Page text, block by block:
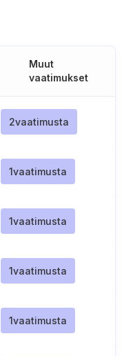
Muut
vaatimukset
2vaatimusta
1vaatimusta
1vaatimusta
1vaatimusta
1vaatimusta